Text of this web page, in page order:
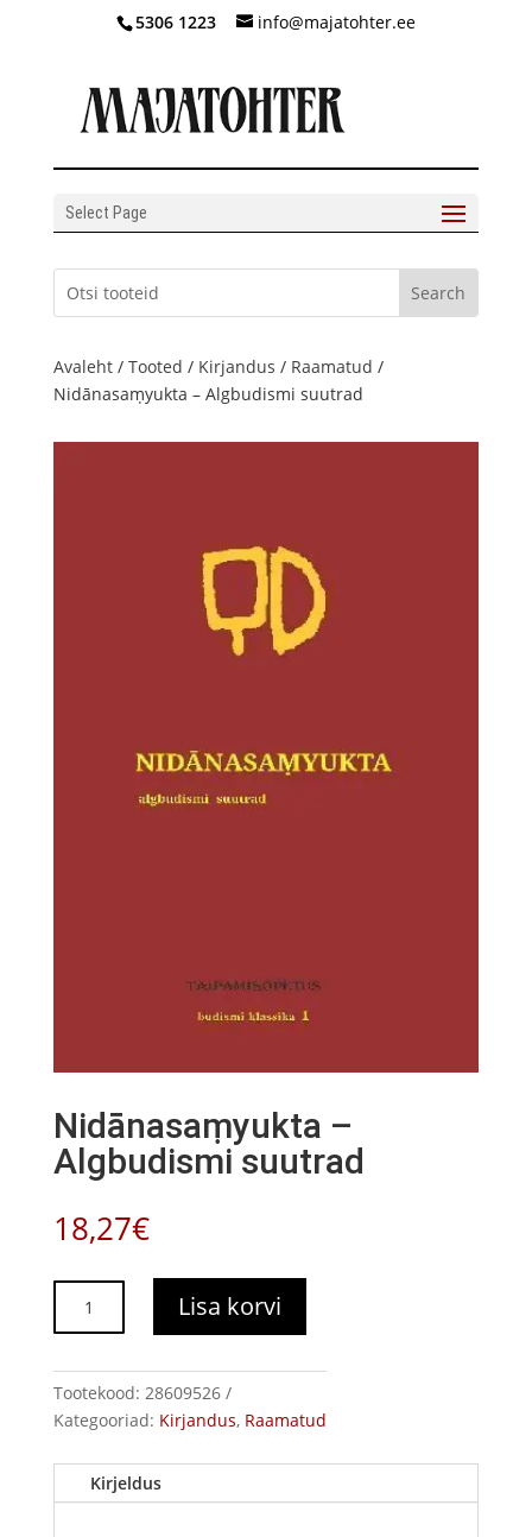
5306 1223 info@majatohter.ee
Select Page
Avaleht/ Tooted / Kirjandus / Raamatud /
Nidānasaṃyukta – Algbudismi suutrad
Nidānasaṃyukta –
Algbudismi suutrad
18,27€
Nidānasaṃyukta
suutrad
kogus
Lisa korvi
Tootekood: 28609526
Kategooriad: Kirjandus, Raamatud
Kirjeldus